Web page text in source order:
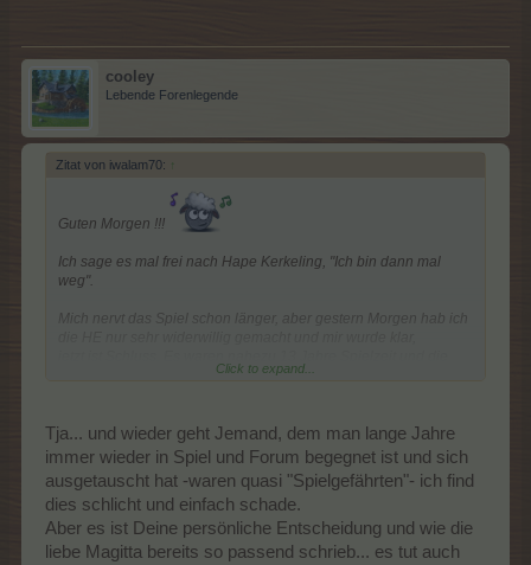
cooley
Lebende Forenlegende
Zitat von iwalam70: ↑
Guten Morgen !!!
Ich sage es mal frei nach Hape Kerkeling, "Ich bin dann mal
weg".
Mich nervt das Spiel schon länger, aber gestern Morgen hab ich
RL-Freundin, die mich zu Farmerama gebracht hat spielt schon
An dieser Stelle möchte ich mich bei allen lieben Menschen die
ich hier kennen lernen durfte bedanken. Ich möchte keine
Namen nennen (dann vergesse ich nur jemanden), besonderer
Dank aber an das Mod-Team und die Crew aus der Bracke
und auch mit den Marktgeiern verbinde ich sehr positive
Erinnerungen.
Click to expand...
Tja... und wieder geht Jemand, dem man lange Jahre
immer wieder in Spiel und Forum begegnet ist und sich
ausgetauscht hat -waren quasi "Spielgefährten"- ich find
dies schlicht und einfach schade.
Aber es ist Deine persönliche Entscheidung und wie die
liebe Magitta bereits so passend schrieb... es tut auch